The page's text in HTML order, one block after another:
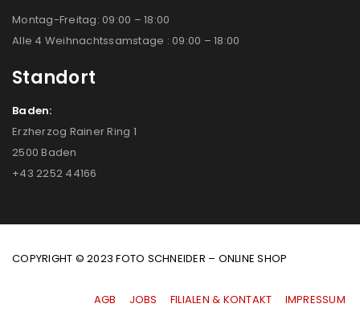
Montag-Freitag: 09:00 – 18:00
Alle 4 Weihnachtssamstage : 09:00 – 18:00
Standort
Baden:
Erzherzog Rainer Ring 1
2500 Baden
+43 2252 44166
COPYRIGHT © 2023 FOTO SCHNEIDER – ONLINE SHOP
AGB JOBS FILIALEN & KONTAKT IMPRESSUM